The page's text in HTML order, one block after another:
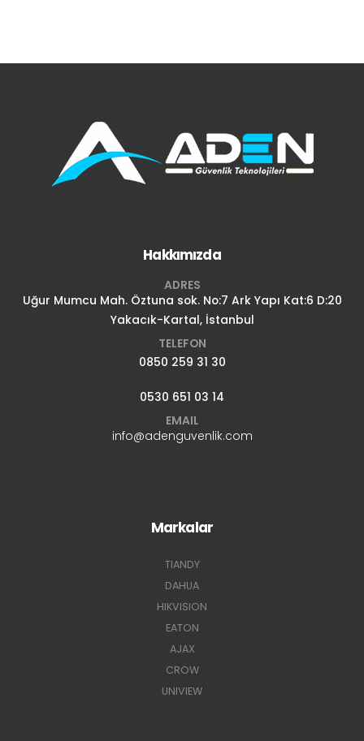
Hakkımızda
ADRES
Uğur Mumcu Mah. Öztuna sok. No:7 Ark Yapı Kat:6 D:20
Yakacık-Kartal, İstanbul
TELEFON
0850 259 31 30
0530 651 03 14
EMAIL
info@adenguvenlik.com
Markalar
TIANDY
DAHUA
HIKVISION
EATON
AJAX
CROW
UNIVIEW